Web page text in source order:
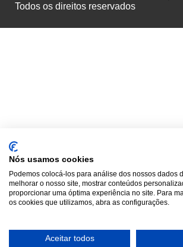
Todos os direitos reservados
Nós usamos cookies
Podemos colocá-los para análise dos nossos dados
melhorar o nosso site, mostrar conteúdos
proporcionar uma óptima experiência no site. Para
os cookies que utilizamos, abra as configurações.
Aceitar todos